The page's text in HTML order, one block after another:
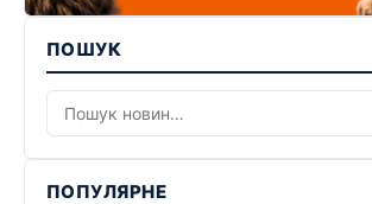
ПОШУК
ПОПУЛЯРНЕ